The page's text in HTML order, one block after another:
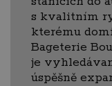
s kvalitním
kterému
Bageterie
je
úspěšně